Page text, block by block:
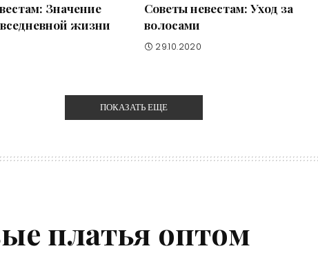
Значение
жизни
Советы невестам: Уход за
волосами
29.10.2020
ПОКАЗАТЬ ЕЩЕ
платья оптом